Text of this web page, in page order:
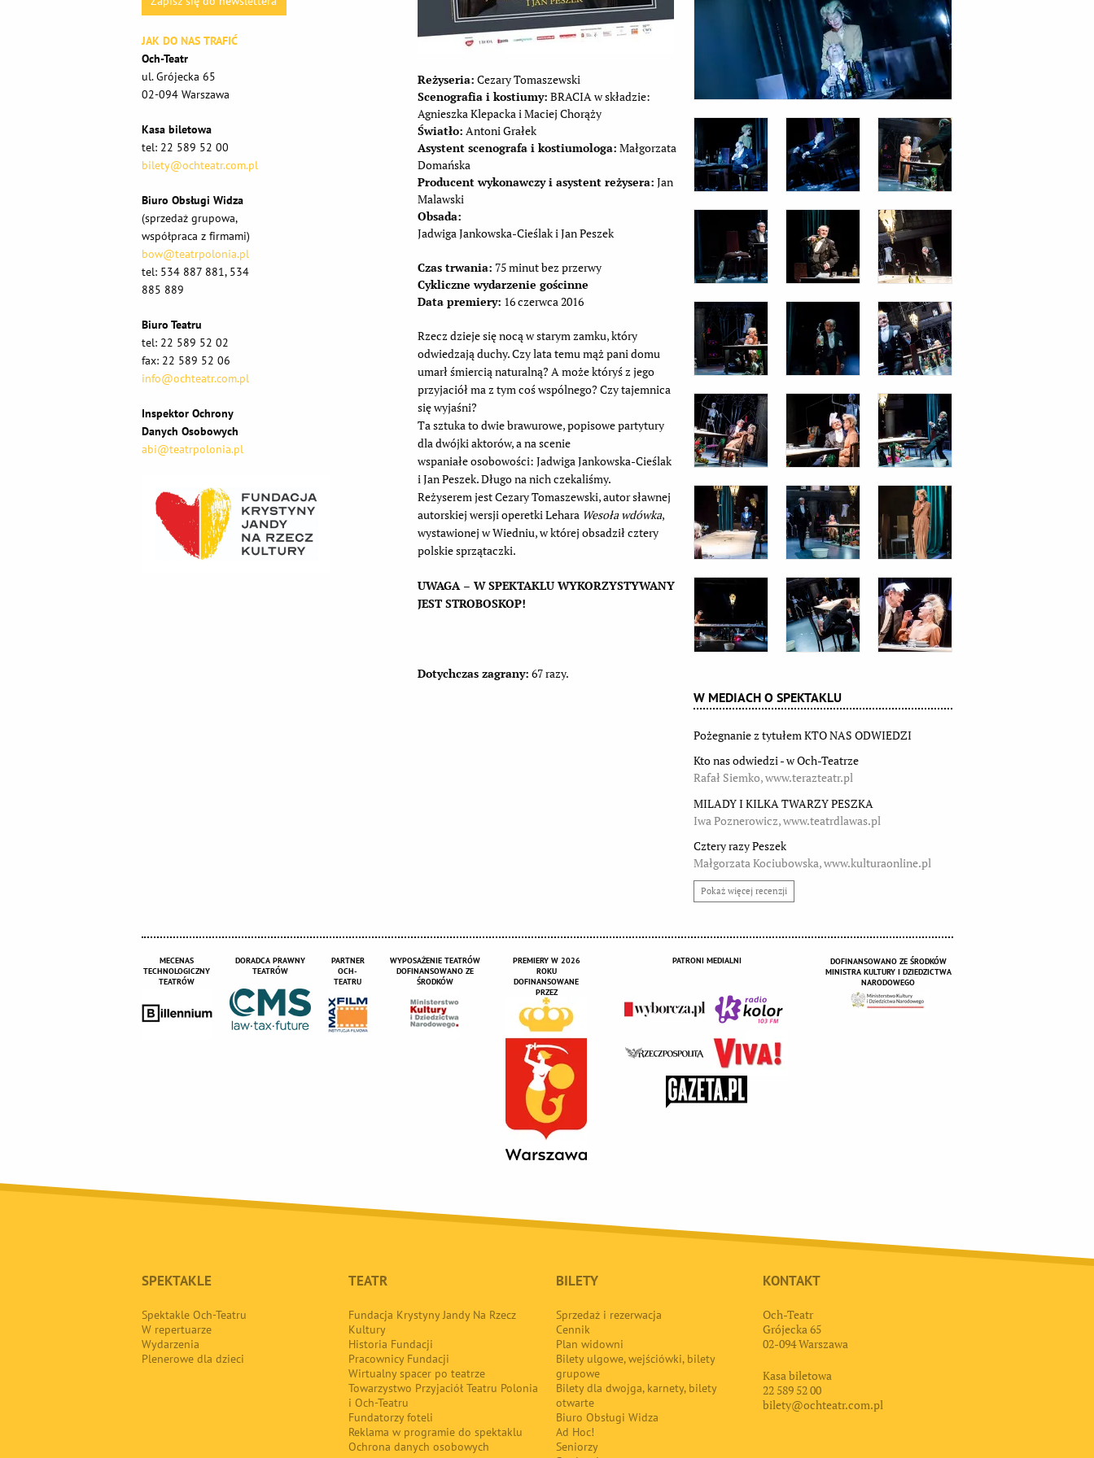
JAK DO NAS TRAFIĆ
Och-Teatr
ul. Grójecka 65
02-094 Warszawa
Kasa biletowa
tel: 22 589 52 00
bilety@ochteatr.com.pl
Biuro Obsługi Widza
(sprzedaż grupowa,
współpraca z firmami)
bow@teatrpolonia.pl
tel: 534 887 881, 534
885 889
Biuro Teatru
tel: 22 589 52 02
fax: 22 589 52 06
info@ochteatr.com.pl
Inspektor Ochrony
Danych Osobowych
abi@teatrpolonia.pl
Reżyseria: Cezary Tomaszewski
Scenografia i kostiumy: BRACIA w składzie:
Agnieszka Klepacka i Maciej Chorąży
Światło: Antoni Grałek
Asystent scenografa i kostiumologa: Małgorzata
Domańska
Producent wykonawczy i asystent reżysera: Jan
Malawski
Obsada:
Jadwiga Jankowska-Cieślak i Jan Peszek
Czas trwania: 75 minut bez przerwy
Cykliczne wydarzenie gościnne
Data premiery: 16 czerwca 2016
Rzecz dzieje się nocą w starym zamku, który
odwiedzają duchy. Czy lata temu mąż pani domu
umarł śmiercią naturalną? A może któryś z jego
przyjaciół ma z tym coś wspólnego? Czy tajemnica
się wyjaśni?
Ta sztuka to dwie brawurowe, popisowe partytury
dla dwójki aktorów, a na scenie
wspaniałe osobowości: Jadwiga Jankowska-Cieślak
i Jan Peszek. Długo na nich czekaliśmy.
Reżyserem jest Cezary Tomaszewski, autor sławnej
autorskiej wersji operetki Lehara Wesoła wdówka,
wystawionej w Wiedniu, w której obsadził cztery
polskie sprzątaczki.
UWAGA – W SPEKTAKLU WYKORZYSTYWANY
JEST STROBOSKOP!
Dotychczas zagrany: 67 razy.
W MEDIACH O SPEKTAKLU
Pożegnanie z tytułem KTO NAS ODWIEDZI
Kto nas odwiedzi - w Och-Teatrze
Rafał Siemko, www.terazteatr.pl
MILADY I KILKA TWARZY PESZKA
Iwa Poznerowicz, www.teatrdlawas.pl
Cztery razy Peszek
Małgorzata Kociubowska, www.kulturaonline.pl
Pokaż więcej recenzji
MECENAS
TECHNOLOGICZNY
TEATRÓW
DORADCA PRAWNY
TEATRÓW
PARTNER
OCH-
TEATRU
WYPOSAŻENIE TEATRÓW
DOFINANSOWANO ZE
ŚRODKÓW
PREMIERY W 2026
ROKU
DOFINANSOWANE
PRZEZ
PATRONI MEDIALNI
DOFINANSOWANO ZE ŚRODKÓW
MINISTRA KULTURY I DZIEDZICTWA
NARODOWEGO
SPEKTAKLE
Spektakle Och-Teatru
W repertuarze
Wydarzenia
Plenerowe dla dzieci
TEATR
Fundacja Krystyny Jandy Na Rzecz
Kultury
Historia Fundacji
Pracownicy Fundacji
Wirtualny spacer po teatrze
Towarzystwo Przyjaciół Teatru Polonia
i Och-Teatru
Fundatorzy foteli
Reklama w programie do spektaklu
Ochrona danych osobowych
BILETY
Sprzedaż i rezerwacja
Cennik
Plan widowni
Bilety ulgowe, wejściówki, bilety
grupowe
Bilety dla dwojga, karnety, bilety
otwarte
Biuro Obsługi Widza
Ad Hoc!
Seniorzy
KONTAKT
Och-Teatr
Grójecka 65
02-094 Warszawa
Kasa biletowa
22 589 52 00
bilety@ochteatr.com.pl